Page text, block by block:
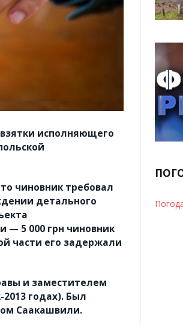
исполняющего
чиновник требовал
детального
— 5 000 грн чиновник
части его задержали
и заместителем
годах). Был
Саакашвили.